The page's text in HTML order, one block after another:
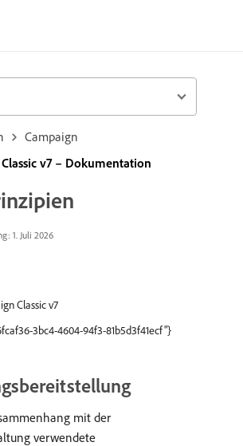
Campaign
v7 – Dokumentation
1. Juli 2026
Classic v7
3bc4-4604-94f3-81b5d3f41ecf"}
mit der
verwendete